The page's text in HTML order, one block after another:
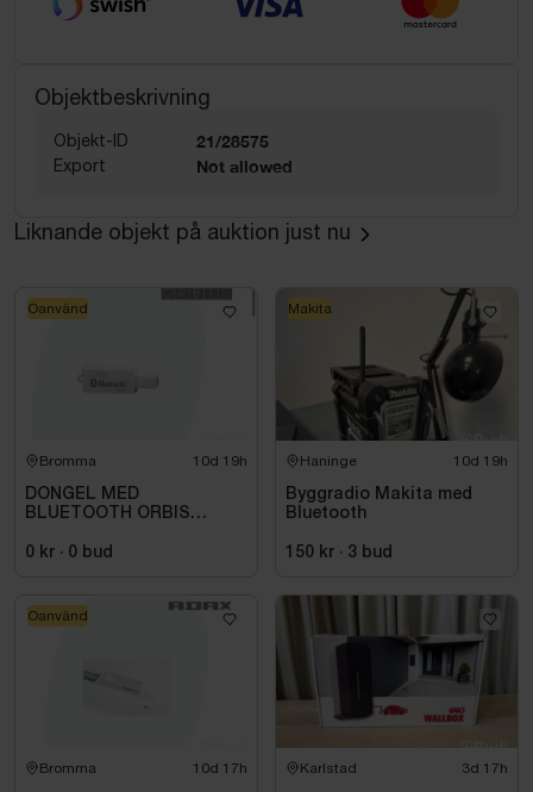
Objektbeskrivning
Objekt-ID 21/28575
Export Not allowed
Liknande objekt på auktion just nu
Bromma 10d 19h
DONGEL MED
BLUETOOTH ORBIS
0 kr · 0 bud
Oanvänd
Haninge 10d 19h
Byggradio Makita med
Bluetooth
150 kr · 3 bud
Makita
Bromma 10d 17h
Oanvänd
Karlstad 3d 17h